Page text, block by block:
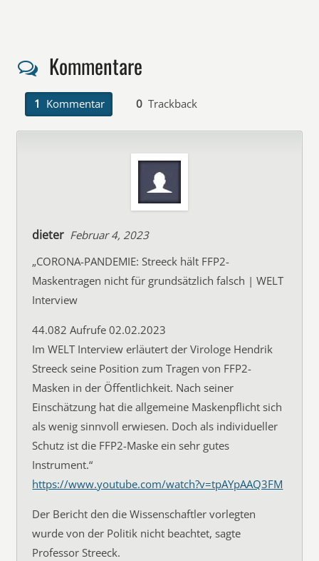
Kommentare
1 Kommentar 0 Trackback
dieter Februar 4, 2023
„CORONA-PANDEMIE: Streeck hält FFP2-
Maskentragen nicht für grundsätzlich falsch | WELT
Interview
44.082 Aufrufe 02.02.2023
Im WELT Interview erläutert der Virologe Hendrik
Streeck seine Position zum Tragen von FFP2-
Masken in der Öffentlichkeit. Nach seiner
Einschätzung hat die allgemeine Maskenpflicht sich
als wenig sinnvoll erwiesen. Doch als individueller
Schutz ist die FFP2-Maske ein sehr gutes
Instrument.“
https://www.youtube.com/watch?v=tpAYpAAQ3FM
Der Bericht den die Wissenschaftler vorlegten
wurde von der Politik nicht beachtet, sagte
Professor Streeck.